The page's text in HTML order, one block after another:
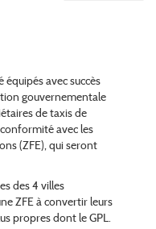
équipés avec succès
gouvernementale
de taxis de
avec les
(ZFE), qui seront
des 4 villes
ZFE à convertir leurs
propres dont le GPL.